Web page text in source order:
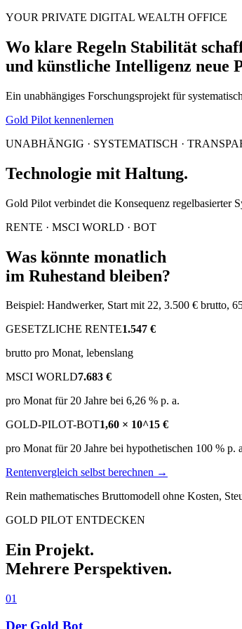
YOUR PRIVATE DIGITAL WEALTH OFFICE
Wo klare Regeln Stabilität
und künstliche Intelligenz neue
Ein unabhängiges Forschungsprojekt für
Gold Pilot kennenlernen
UNABHÄNGIG · SYSTEMATISCH ·
Technologie mit Haltung.
Gold Pilot verbindet die Konsequenz regelbasierter
RENTE · MSCI WORLD · BOT
Was könnte monatlich
im Ruhestand bleiben?
Beispiel: Handwerker, Start mit 22, 3.500 € brutto,
GESETZLICHE RENTE1.547 €
brutto pro Monat, lebenslang
MSCI WORLD7.683 €
pro Monat für 20 Jahre bei 6,26 % p. a.
GOLD-PILOT-BOT1,60 × 10^15 €
pro Monat für 20 Jahre bei hypothetischen 100 % p.
Rentenvergleich selbst berechnen →
Rein mathematisches Bruttomodell ohne Kosten,
GOLD PILOT ENTDECKEN
Ein Projekt.
Mehrere Perspektiven.
01
Der Gold Bot